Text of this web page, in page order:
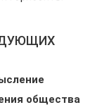
общества